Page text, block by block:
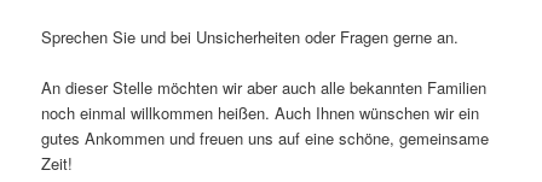
Sprechen Sie und bei Unsicherheiten oder Fragen gerne an.
An dieser Stelle möchten wir aber auch alle bekannten Familien
noch einmal willkommen heißen. Auch Ihnen wünschen wir ein
gutes Ankommen und freuen uns auf eine schöne, gemeinsame
Zeit!